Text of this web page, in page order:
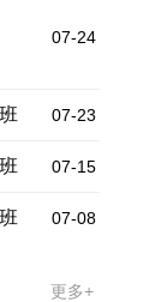
07-24
07-23
07-15
07-08
更多+